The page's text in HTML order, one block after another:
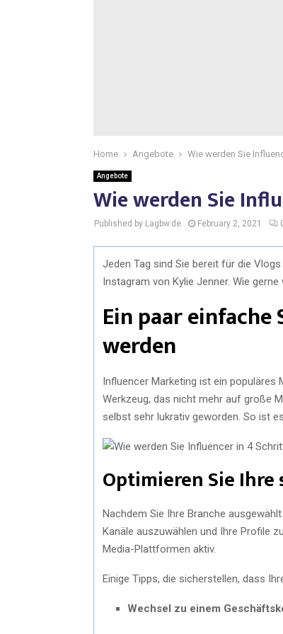
Home Angebote Wie werden Sie
Angebote
Wie werden Sie
Published by Lagbw.de February 2, 2021
Jeden Tag sind Sie bereit für die
Instagram von Kylie Jenner. Wie
Ein paar
werden
Influencer Marketing ist ein populäres
Werkzeug, das nicht mehr auf große
selbst sehr lukrativ geworden. So ist
Optimieren Sie Ihre
Nachdem Sie Ihre Branche
Kanäle auszuwählen und Ihre Profile
Media-Plattformen aktiv.
Einige Tipps, die sicherstellen, dass
Wechsel zu einem